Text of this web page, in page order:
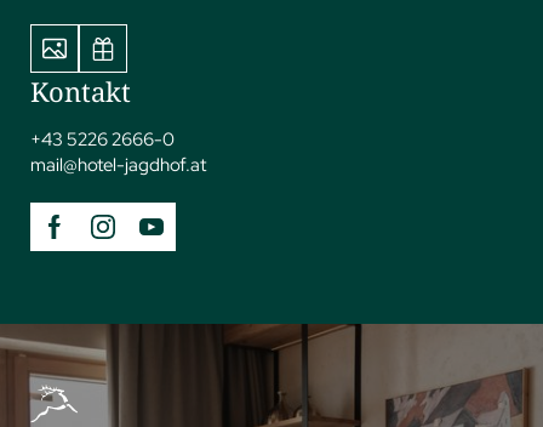
Kontakt
+43 5226 2666-0
mail@hotel-jagdhof.at